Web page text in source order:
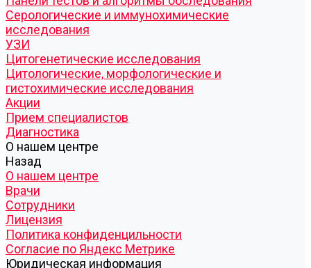
Серологические и иммунохимические
исследования
УЗИ
Цитогенетические исследования
Цитологические, морфологические и
гистохимические исследования
Акции
Прием специалистов
Диагностика
О нашем центре
Назад
О нашем центре
Врачи
Сотрудники
Лицензия
Политика конфиденцильности
Согласие по Яндекс Метрике
Юридическая информация